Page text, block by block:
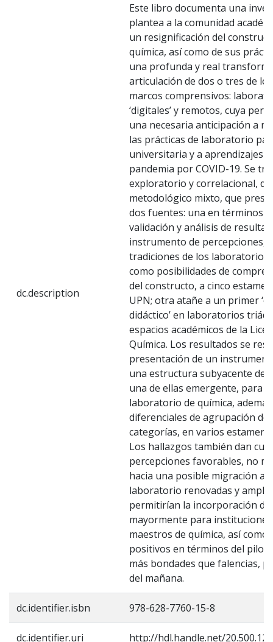
dc.description
Este libro documenta una
plantea a la comunidad
un resignificación del
química, así como de sus
una profunda y real
articulación de dos o tres de
marcos comprensivos:
‘digitales’ y remotos, cuya
una necesaria anticipación a
las prácticas de laboratorio
universitaria y a aprendizajes
pandemia por COVID-19. Se
exploratorio y correlacional,
metodológico mixto, que
dos fuentes: una en términos
validación y análisis de
instrumento de percepciones,
tradiciones de los laboratorios
como posibilidades de
del constructo, a cinco
UPN; otra atañe a un primer
didáctico’ en laboratorios
espacios académicos de la
Química. Los resultados se
presentación de un
una estructura subyacente de
una de ellas emergente, para
laboratorio de química,
diferenciales de agrupación de
categorías, en varios
Los hallazgos también dan
percepciones favorables, no
hacia una posible migración a
laboratorio renovadas y
permitirían la incorporación de
mayormente para
maestros de química, así como
positivos en términos del
más bondades que falencias,
del mañana.
dc.identifier.isbn 978-628-7760-15-8
dc.identifier.uri http://hdl.handle.net/